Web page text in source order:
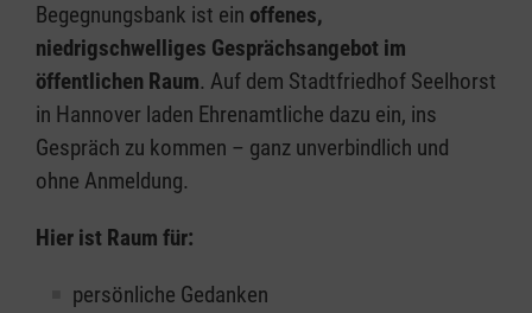
Begegnungsbank ist ein offenes,
niedrigschwelliges Gesprächsangebot im
öffentlichen Raum. Auf dem Stadtfriedhof Seelhorst
in Hannover laden Ehrenamtliche dazu ein, ins
Gespräch zu kommen – ganz unverbindlich und
ohne Anmeldung.
Hier ist Raum für:
persönliche Gedanken